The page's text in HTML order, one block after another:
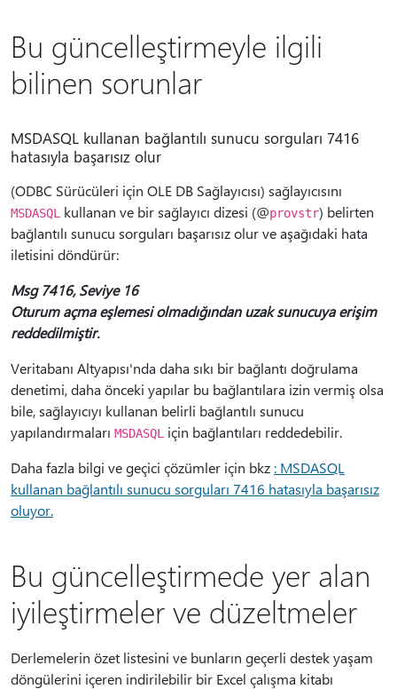
Bu güncelleştirmeyle ilgili
bilinen sorunlar
MSDASQL kullanan bağlantılı sunucu sorguları 7416
hatasıyla başarısız olur
(ODBC Sürücüleri için OLE DB Sağlayıcısı) sağlayıcısını
MSDASQL kullanan ve bir sağlayıcı dizesi (@provstr) belirten
bağlantılı sunucu sorguları başarısız olur ve aşağıdaki hata
iletisini döndürür:
Msg 7416, Seviye 16
Oturum açma eşlemesi olmadığından uzak sunucuya erişim
reddedilmiştir.
Veritabanı Altyapısı'nda daha sıkı bir bağlantı doğrulama
denetimi, daha önceki yapılar bu bağlantılara izin vermiş olsa
bile, sağlayıcıyı kullanan belirli bağlantılı sunucu
yapılandırmaları MSDASQL
için bağlantıları reddedebilir.
Daha fazla bilgi ve geçici çözümler için bkz : MSDASQL
kullanan bağlantılı sunucu sorguları 7416 hatasıyla başarısız
oluyor.
Bu güncelleştirmede yer alan
iyileştirmeler ve düzeltmeler
Derlemelerin özet listesini ve bunların geçerli destek yaşam
döngülerini içeren indirilebilir bir Excel çalışma kitabı